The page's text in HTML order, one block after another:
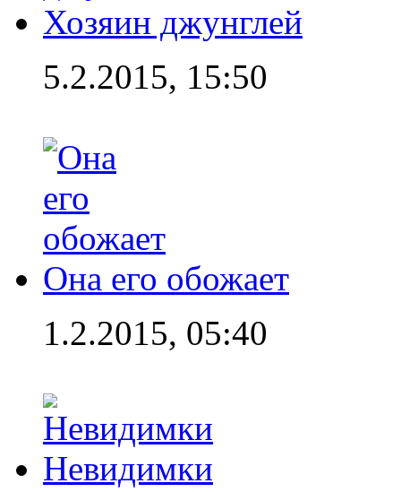
Хозяин джунглей
5.2.2015, 15:50
Она его обожает
1.2.2015, 05:40
Невидимки